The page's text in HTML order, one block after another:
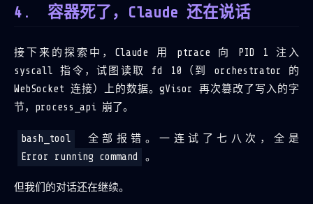
容器死了，Claude 还在说话
接下来的探索中，Claude 用 ptrace 向 PID 1 注入
syscall 指令，试图读取 fd 10（到 orchestrator 的
WebSocket 连接）上的数据。gVisor 再次篡改了写入的字
节，process_api 崩了。
bash_tool
全部报错。一连试了七八次，全是
Error running command
。
但我们的对话还在继续。